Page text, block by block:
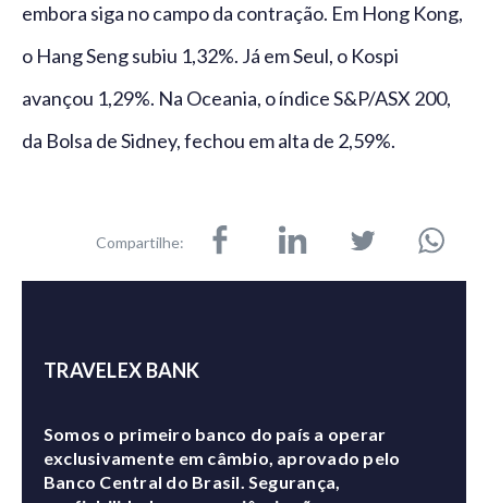
embora siga no campo da contração. Em Hong Kong,
o Hang Seng subiu 1,32%. Já em Seul, o Kospi
avançou 1,29%. Na Oceania, o índice S&P/ASX 200,
da Bolsa de Sidney, fechou em alta de 2,59%.
Compartilhe:
TRAVELEX BANK
Somos o primeiro banco do país a operar
exclusivamente em câmbio, aprovado pelo
Banco Central do Brasil. Segurança,